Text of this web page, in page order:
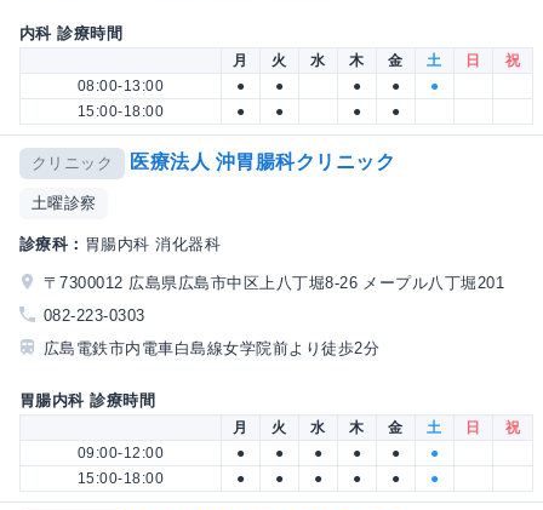
内科 診療時間
月 火 水 木 金 土 日
祝
08:00-13:00
● ● ● ●
●
15:00-18:00
● ● ● ●
クリニック 医療法人 沖胃腸科クリニック
土曜診察
診療科： 胃腸内科 消化器科
〒7300012 広島県広島市中区上八丁堀8-26 メープル八丁堀201
082-223-0303
広島電鉄市内電車白島線女学院前より徒歩2分
胃腸内科 診療時間
月 火 水 木 金 土 日
祝
09:00-12:00
● ● ● ● ●
●
15:00-18:00
● ● ● ● ● ●